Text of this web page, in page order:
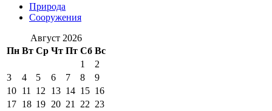
Природа
Сооружения
Август 2026
Пн Вт Ср Чт Пт Сб Вс
1
2
3
4 5 6 7 8
9
10 11 12 13 14 15 16
17 18 19 20 21 22 23